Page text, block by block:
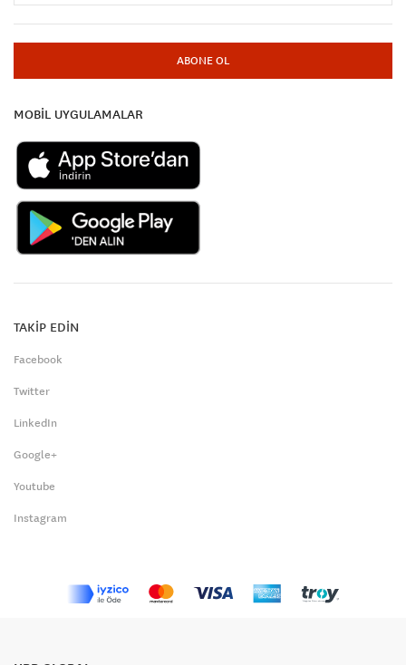
ABONE OL
MOBİL UYGULAMALAR
TAKİP EDİN
Facebook
Twitter
LinkedIn
Google+
Youtube
Instagram